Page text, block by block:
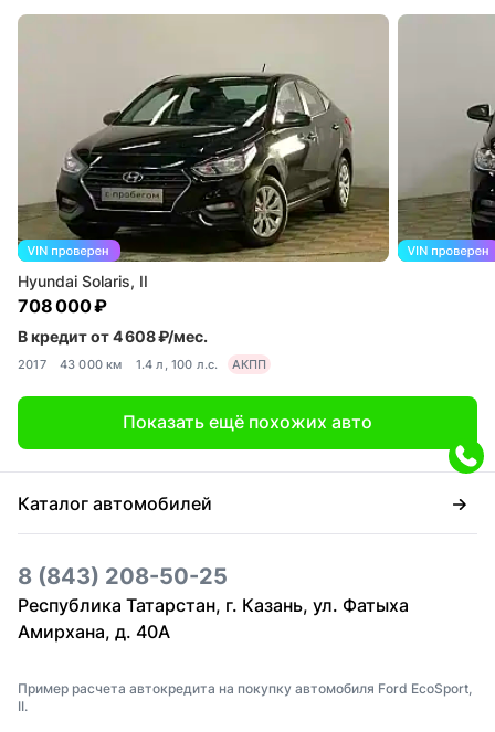
Hyundai Solaris, II
708 000 ₽
В кредит от 4 608 ₽/мес.
2017 43 000 км 1.4 л, 100 л.с. АКПП
Показать ещё похожих авто
Каталог автомобилей
8 (843) 208-50-25
Республика Татарстан, г. Казань, ул. Фатыха
Амирхана, д. 40А
Пример расчета автокредита на покупку автомобиля Ford EcoSport,
II.